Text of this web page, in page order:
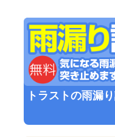
トラストの雨漏